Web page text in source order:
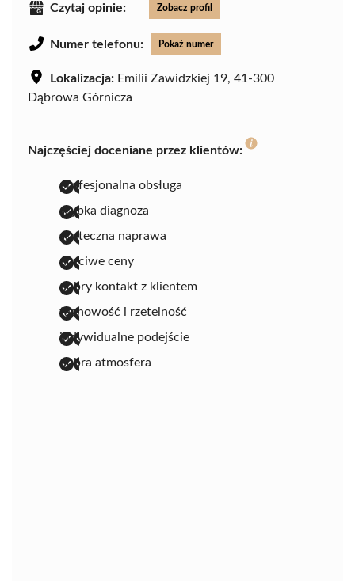
Czytaj opinie: Zobacz profil
Numer telefonu: Pokaż numer
Lokalizacja: Emilii Zawidzkiej 19, 41-300
Dąbrowa Górnicza
Najczęściej doceniane przez klientów:
profesjonalna obsługa
szybka diagnoza
skuteczna naprawa
uczciwe ceny
dobry kontakt z klientem
fachowość i rzetelność
indywidualne podejście
dobra atmosfera